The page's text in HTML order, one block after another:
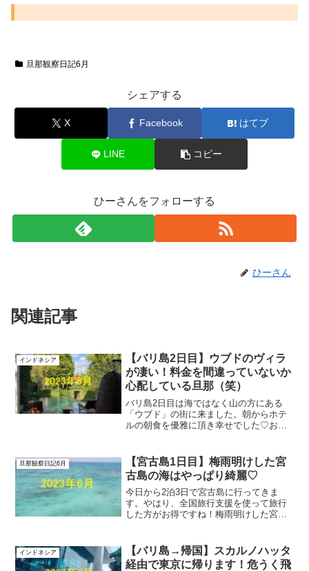
旦那観察日記6月
シェアする
X Facebook はてブ
LINE コピー
ひーさんをフォローする
ひーさん
関連記事
インドネシア
【バリ島2日目】ウブドのヴィラ
が凄い！料金を間違っていないか
心配している旦那（笑）
バリ島2日目は海ではなく山の方にある
「ウブド」の街に来ました。朝からホテ
ルの朝食を優雅に頂き幸せでした♡お天
ますが、「ウブド」まで約1時間半くらい
掛かります。なかなか遠...
旦那観察日記6月
【宮古島1日目】梅雨明けした宮
古島の海はやっぱり綺麗♡
今日から2泊3日で宮古島に行ってきま
す。やはり、全国旅行支援を使って旅行
した方がお得ですね！梅雨明けした宮古
トの無料シャトルバス」便利！今回は
『ホテル・シギラシーブリー...
インドネシア
【バリ島→帰国】スカルノハッタ
経由で東京に帰ります！危うく飛